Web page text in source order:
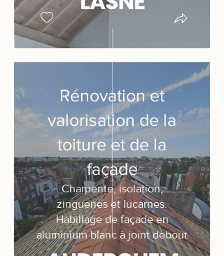
Rénovation et
valorisation de la
toiture et de la
façade
Charpente, isolation,
zingueries et lucarnes.
Habillage de façade en
aluminium blanc à joint debout